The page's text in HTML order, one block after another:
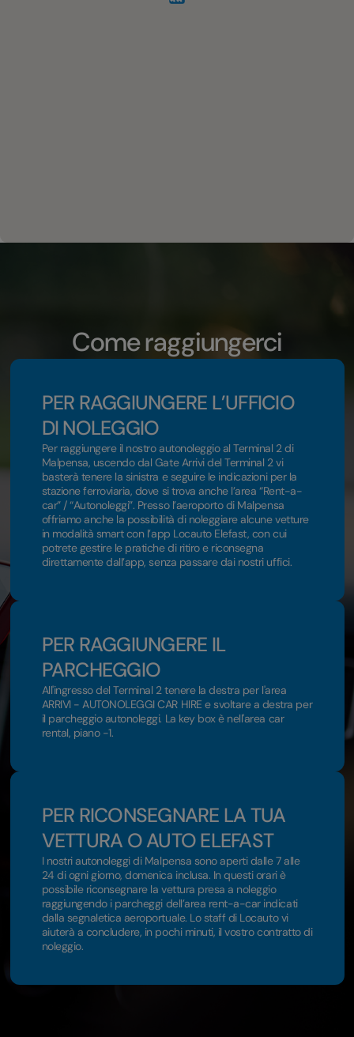
Come raggiungerci
PER RAGGIUNGERE L’UFFICIO
DI NOLEGGIO
Per raggiungere il nostro autonoleggio al Terminal 2 di
Malpensa, uscendo dal Gate Arrivi del Terminal 2 vi
basterà tenere la sinistra e seguire le indicazioni per la
stazione ferroviaria, dove si trova anche l’area “Rent-a-
car” / “Autonoleggi”. Presso l’aeroporto di Malpensa
offriamo anche la possibilità di noleggiare alcune vetture
in modalità smart con l’app Locauto Elefast, con cui
potrete gestire le pratiche di ritiro e riconsegna
direttamente dall’app, senza passare dai nostri uffici.
PER RAGGIUNGERE IL
PARCHEGGIO
All'ingresso del Terminal 2 tenere la destra per l'area
ARRIVI - AUTONOLEGGI CAR HIRE e svoltare a destra per
il parcheggio autonoleggi. La key box è nell'area car
rental, piano -1.
PER RICONSEGNARE LA TUA
VETTURA O AUTO ELEFAST
I nostri autonoleggi di Malpensa sono aperti dalle 7 alle
24 di ogni giorno, domenica inclusa. In questi orari è
possibile riconsegnare la vettura presa a noleggio
raggiungendo i parcheggi dell’area rent-a-car indicati
dalla segnaletica aeroportuale. Lo staff di Locauto vi
aiuterà a concludere, in pochi minuti, il vostro contratto di
noleggio.